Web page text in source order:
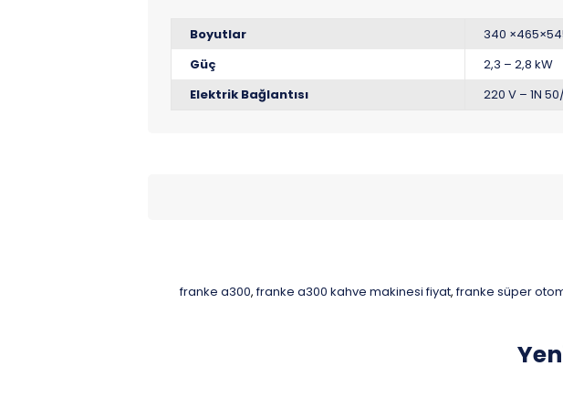
Boyutlar
340
Güç
2,3 – 2,8 kW
Elektrik Bağlantısı
220 V – 1N
franke a300, franke a300 kahve makinesi fiyat, franke süper